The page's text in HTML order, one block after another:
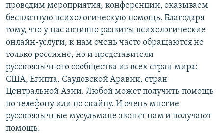
проводим мероприятия, конференции, оказываем
бесплатную психологическую помощь. Благодаря
тому, что у нас активно развиты психологические
онлайн-услуги, к нам очень часто обращаются не
только россияне, но и представители
русскоязычного сообщества из всех стран мира:
США, Египта, Саудовской Аравии, стран
Центральной Азии. Любой может получить помощь
по телефону или по скайпу. И очень многие
русскоязычные мусульмане звонят нам и получают
помощь.